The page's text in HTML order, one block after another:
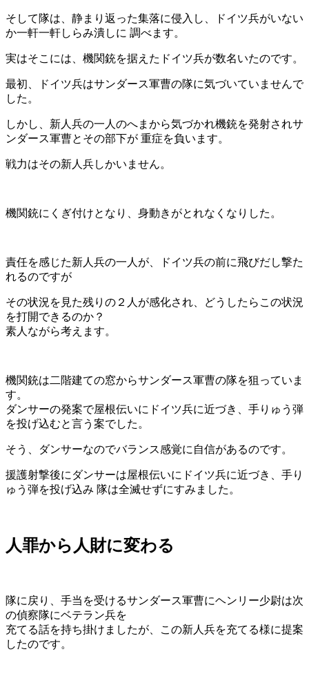
そして隊は、静まり返った集落に侵入し、ドイツ兵がいない
か一軒一軒しらみ潰しに 調べます。
実はそこには、機関銃を据えたドイツ兵が数名いたのです。
最初、ドイツ兵はサンダース軍曹の隊に気づいていませんで
した。
しかし、新人兵の一人のへまから気づかれ機銃を発射されサ
ンダース軍曹とその部下が 重症を負います。
戦力はその新人兵しかいません。
機関銃にくぎ付けとなり、身動きがとれなくなりした。
責任を感じた新人兵の一人が、ドイツ兵の前に飛びだし撃た
れるのですが
その状況を見た残りの２人が感化され、どうしたらこの状況
を打開できるのか？
素人ながら考えます。
機関銃は二階建ての窓からサンダース軍曹の隊を狙っていま
す。
ダンサーの発案で屋根伝いにドイツ兵に近づき、手りゅう弾
を投げ込むと言う案でした。
そう、ダンサーなのでバランス感覚に自信があるのです。
援護射撃後にダンサーは屋根伝いにドイツ兵に近づき、手り
ゅう弾を投げ込み 隊は全滅せずにすみました。
人罪から人財に変わる
隊に戻り、手当を受けるサンダース軍曹にヘンリー少尉は次
の偵察隊にベテラン兵を
充てる話を持ち掛けましたが、この新人兵を充てる様に提案
したのです。